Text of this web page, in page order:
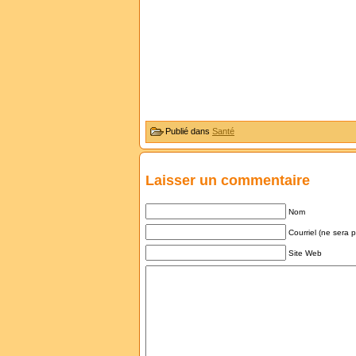
Publié dans Santé
Laisser un commentaire
Nom
Courriel (ne sera
Site Web